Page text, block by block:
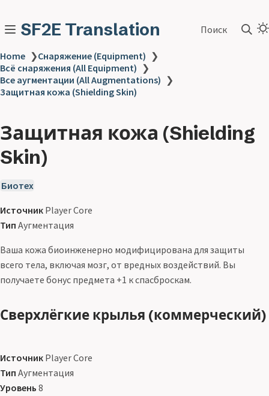
SF2E Translation Поиск
Home ❯Снаряжение (Equipment) ❯
Всё снаряжения (All Equipment) ❯
Все аугментации (All Augmentations) ❯
Защитная кожа (Shielding Skin)
Защитная кожа (Shielding
Skin)
Биотех
Источник Player Core
Тип Аугментация
Ваша кожа биоинженерно модифицирована для защиты
всего тела, включая мозг, от вредных воздействий. Вы
получаете бонус предмета +1 к спасброскам.
Сверхлёгкие крылья (коммерческий)
Источник Player Core
Тип Аугментация
Уровень 8